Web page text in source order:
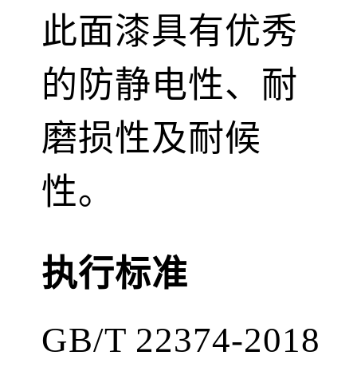
此面漆具有优秀
的防静电性、耐
磨损性及耐候
性。
执行标准
GB/T 22374-2018